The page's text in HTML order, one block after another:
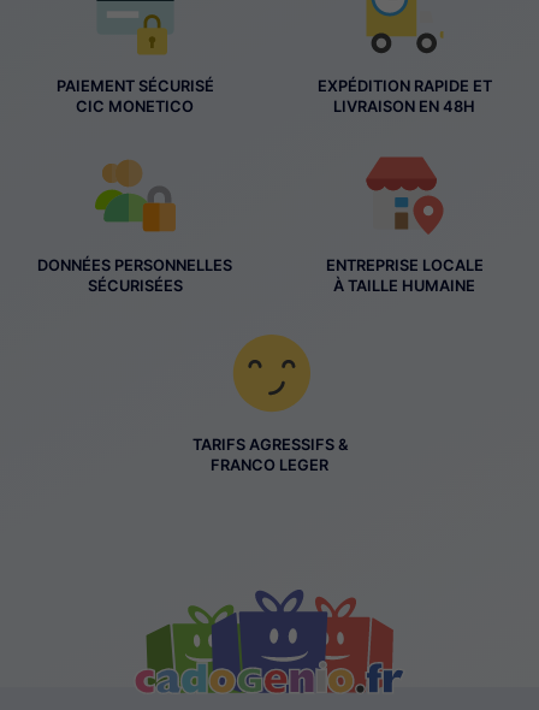
PAIEMENT SÉCURISÉ
CIC MONETICO
EXPÉDITION RAPIDE ET
LIVRAISON EN 48H
DONNÉES PERSONNELLES
SÉCURISÉES
ENTREPRISE LOCALE
À TAILLE HUMAINE
TARIFS AGRESSIFS &
FRANCO LEGER